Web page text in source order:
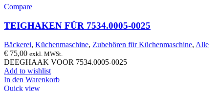
Compare
TEIGHAKEN FÜR 7534.0005-0025
Bäckerei, Küchenmaschine, Zubehören für Küchenmaschine, Alle
€ 75,00 exkl. MWSt.
DEEGHAAK VOOR 7534.0005-0025
Add to wishlist
In den Warenkorb
Quick view